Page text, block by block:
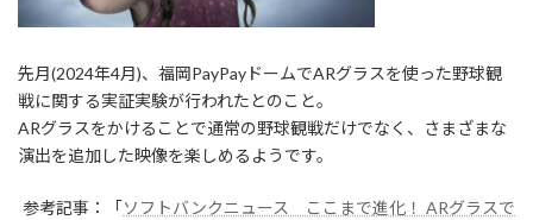
先月(2024年4月)、福岡PayPayドームでARグラスを使った野球観
戦に関する実証実験が行われたとのこと。
ARグラスをかけることで通常の野球観戦だけでなく、さまざまな
演出を追加した映像を楽しめるようです。
参考記事：「ソフトバンクニュース ここまで進化！ ARグラスで